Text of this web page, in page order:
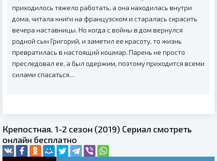
приходилось тяжело работать, а она находилась внутри
дома, читала книги на французском и старалась скрасить
вечера наставницы. Но когда с войны в дом вернулся
родной сын Григорий, и заметил ее красоту, то жизнь
превратилась в настоящий кошмар. Парень не просто
преследовал ее, а был одержим, поэтому приходится всеми
силами спасаться…
Крепостная. 1-2 сезон (2019) Сериал смотреть
онлайн бесплатно